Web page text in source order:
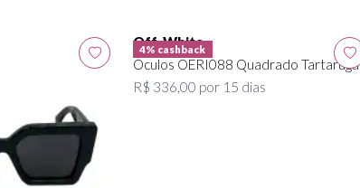
4% cashback
Off-White
Óculos OERI088 Quadrado Tartaruga
R$ 336,00 por 15 dias